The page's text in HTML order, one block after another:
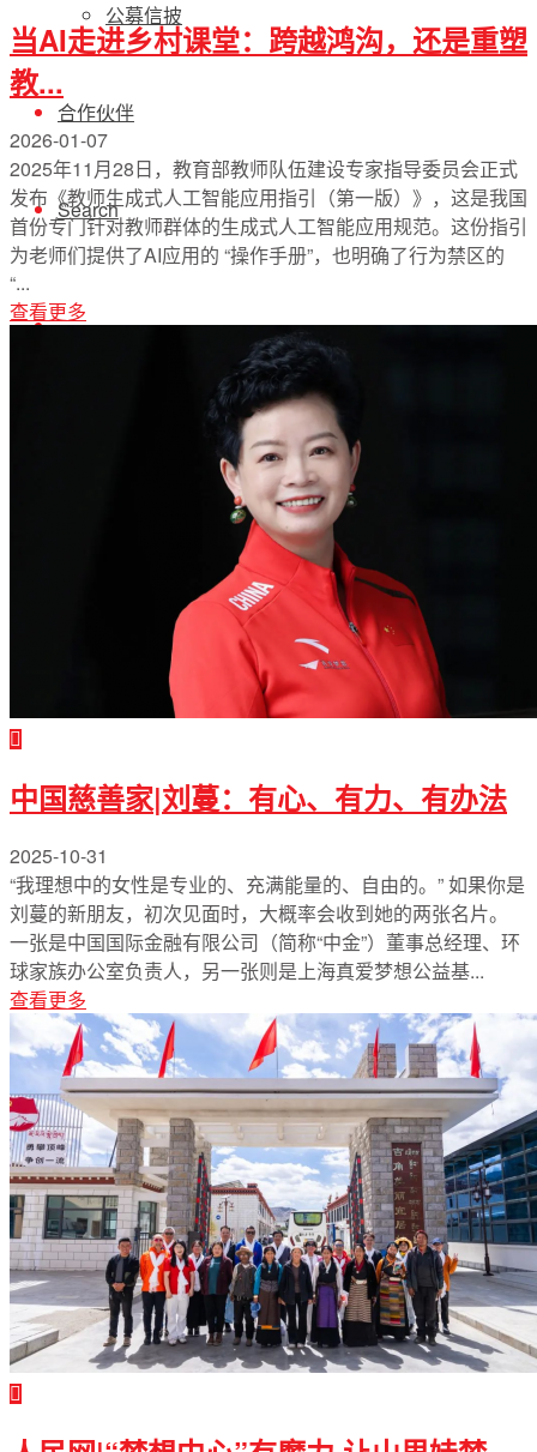
公募信披
合作伙伴
Search
当AI走进乡村课堂：跨越鸿沟，还是重塑
教...
2026-01-07
2025年11月28日，教育部教师队伍建设专家指导委员会正式
发布《教师生成式人工智能应用指引（第一版）》，这是我国
首份专门针对教师群体的生成式人工智能应用规范。这份指引
为老师们提供了AI应用的 “操作手册”，也明确了行为禁区的
“...
查看更多
中国慈善家|刘蔓：有心、有力、有办法
2025-10-31
“我理想中的女性是专业的、充满能量的、自由的。” 如果你是
刘蔓的新朋友，初次见面时，大概率会收到她的两张名片。
一张是中国国际金融有限公司（简称“中金”）董事总经理、环
球家族办公室负责人，另一张则是上海真爱梦想公益基...
查看更多